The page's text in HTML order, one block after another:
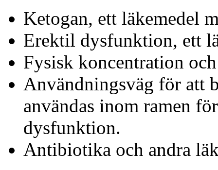
Ketogan, ett läkemedel
Erektil dysfunktion, ett
Fysisk koncentration
Användningsväg för att
användas inom ramen
dysfunktion.
Antibiotika och andra